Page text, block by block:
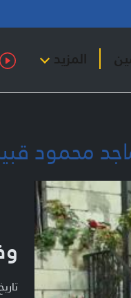
المزيد
محمود
تاريخ